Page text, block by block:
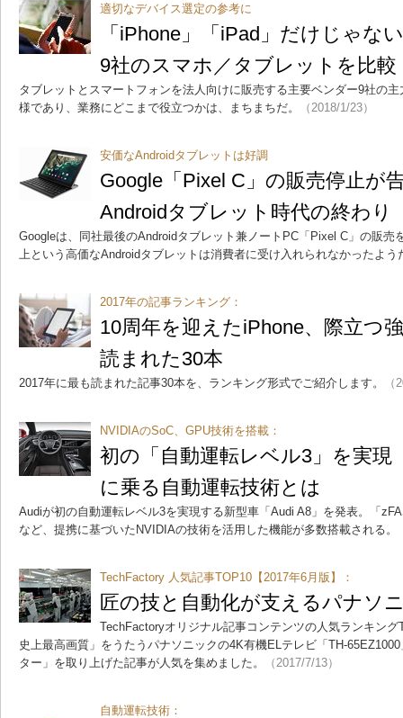
適切なデバイス選定の参考に
「iPhone」「iPad」だけじゃな
9社のスマホ／タブレットを比較
タブレットとスマートフォンを法人向けに販売する主要ベンダー9社の
様であり、業務にどこまで役立つかは、まちまちだ。
（2018/1/23）
安価なAndroidタブレットは好調
Google「Pixel C」の販売停止が
Androidタブレット時代の終わり
Googleは、同社最後のAndroidタブレット兼ノートPC「Pixel C」の販売
上という高価なAndroidタブレットは消費者に受け入れられなかったよう
2017年の記事ランキング：
10周年を迎えたiPhone、際立つ
読まれた30本
2017年に最も読まれた記事30本を、ランキング形式でご紹介します。
NVIDIAのSoC、GPU技術を搭載：
初の「自動運転レベル3」を実
に乗る自動運転技術とは
Audiが初の自動運転レベル3を実現する新型車「Audi A8」を発表。「
など、提携に基づいたNVIDIAの技術を活用した機能が多数搭載される。
TechFactory 人気記事TOP10【2017年6月版】：
匠の技と自動化が支えるパナソ
TechFactoryオリジナル記事コンテンツの人気ランキン
史上最高画質」をうたうパナソニックの4K有機ELテレビ「TH-
ター」を取り上げた記事が人気を集めました。
（2017/7/13）
自動運転技術：